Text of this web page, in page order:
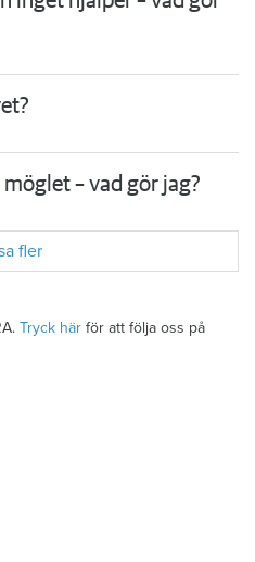
– vad gör jag?
fler
Tryck här för att följa oss på